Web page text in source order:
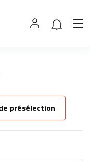
présélection